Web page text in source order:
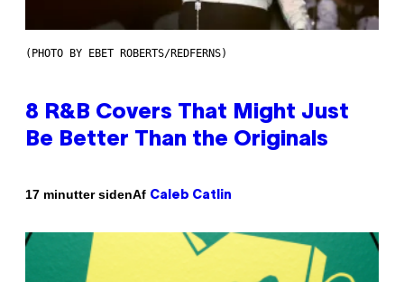
(PHOTO BY EBET ROBERTS/REDFERNS)
8 R&B Covers That Might Just
Be Better Than the Originals
17 minutter sidenAf Caleb Catlin